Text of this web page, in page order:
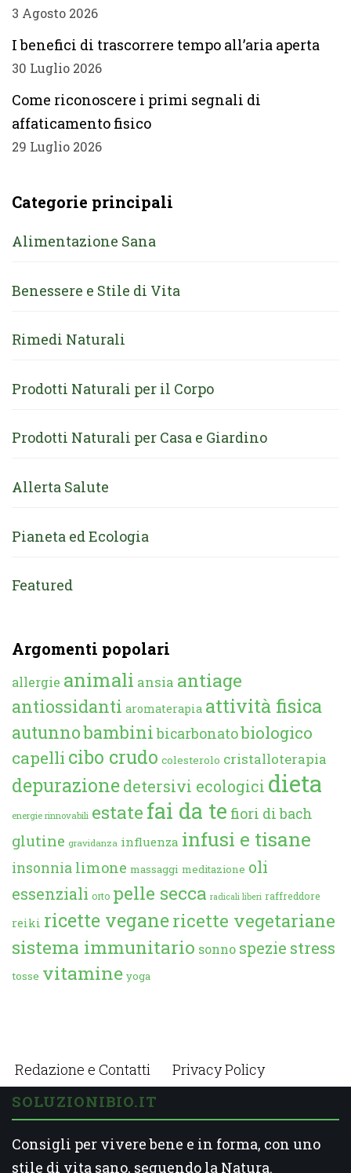
3 Agosto 2026
I benefici di trascorrere tempo all’aria aperta
30 Luglio 2026
Come riconoscere i primi segnali di
affaticamento fisico
29 Luglio 2026
Categorie principali
Alimentazione Sana
Benessere e Stile di Vita
Rimedi Naturali
Prodotti Naturali per il Corpo
Prodotti Naturali per Casa e Giardino
Allerta Salute
Pianeta ed Ecologia
Featured
Argomenti popolari
allergie animali ansia antiage
antiossidanti aromaterapia attività fisica
autunnobambini bicarbonatobiologico
capelli cibo crudo colesterolo cristalloterapia
depurazione detersivi ecologici dieta
energie rinnovabili estate fai da te fiori di bach
glutine gravidanza influenza infusi e tisane
insonnia limone massaggi meditazione oli
essenziali orto pelle secca radicali liberi raffreddore
reiki ricette veganericette vegetariane
sistema immunitario sonno spezie stress
tosse vitamine yoga
Redazione e Contatti Privacy Policy
SOLUZIONIBIO.IT
Consigli per vivere bene e in forma, con uno
stile di vita sano, seguendo la Natura.